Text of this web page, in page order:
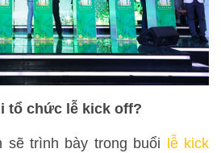
tổ chức lễ kick off?
sẽ trình bày trong buổi
lễ kick